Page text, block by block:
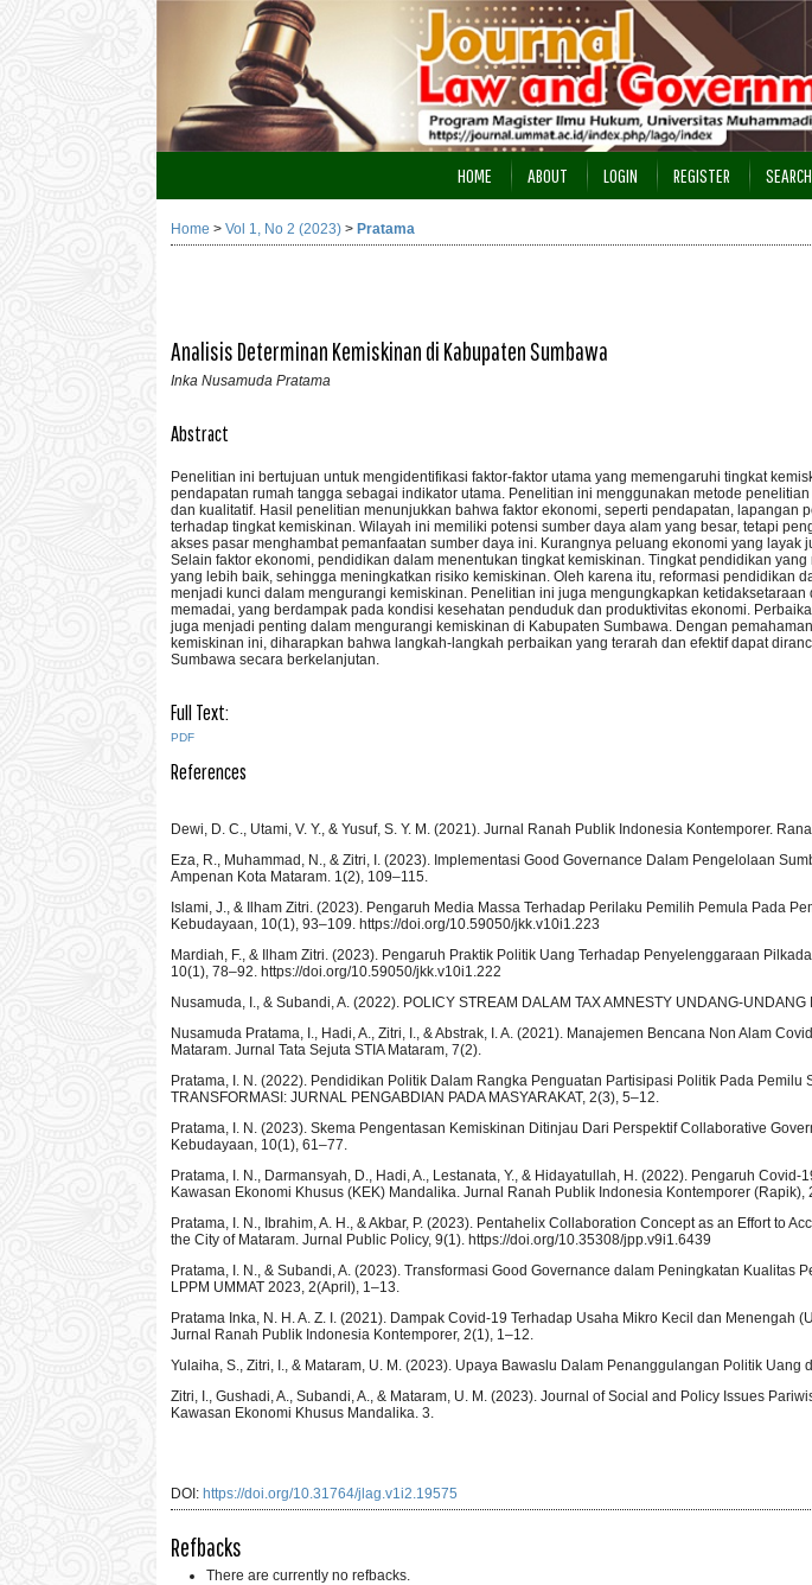
HOME ABOUT LOGIN REGISTER SEARCH
Home > Vol 1, No 2 (2023) > Pratama
Analisis Determinan Kemiskinan di Kabupaten Sumbawa
Inka Nusamuda Pratama
Abstract
Penelitian ini bertujuan untuk mengidentifikasi faktor-faktor utama yang memengaruhi tingkat
pendapatan rumah tangga sebagai indikator utama. Penelitian ini menggunakan metode
dan kualitatif. Hasil penelitian menunjukkan bahwa faktor ekonomi, seperti pendapatan, lapangan
terhadap tingkat kemiskinan. Wilayah ini memiliki potensi sumber daya alam yang besar, tetapi
akses pasar menghambat pemanfaatan sumber daya ini. Kurangnya peluang ekonomi yang
Selain faktor ekonomi, pendidikan dalam menentukan tingkat kemiskinan. Tingkat pendidikan
yang lebih baik, sehingga meningkatkan risiko kemiskinan. Oleh karena itu, reformasi pendidikan
menjadi kunci dalam mengurangi kemiskinan. Penelitian ini juga mengungkapkan
memadai, yang berdampak pada kondisi kesehatan penduduk dan produktivitas ekonomi.
juga menjadi penting dalam mengurangi kemiskinan di Kabupaten Sumbawa. Dengan
kemiskinan ini, diharapkan bahwa langkah-langkah perbaikan yang terarah dan efektif dapat
Sumbawa secara berkelanjutan.
Full Text:
PDF
References
Dewi, D. C., Utami, V. Y., & Yusuf, S. Y. M. (2021). Jurnal Ranah Publik Indonesia Kontemporer.
Eza, R., Muhammad, N., & Zitri, I. (2023). Implementasi Good Governance Dalam Pengelolaan
Ampenan Kota Mataram. 1(2), 109–115.
Islami, J., & Ilham Zitri. (2023). Pengaruh Media Massa Terhadap Perilaku Pemilih Pemula Pada
Kebudayaan, 10(1), 93–109. https://doi.org/10.59050/jkk.v10i1.223
Mardiah, F., & Ilham Zitri. (2023). Pengaruh Praktik Politik Uang Terhadap Penyelenggaraan
10(1), 78–92. https://doi.org/10.59050/jkk.v10i1.222
Nusamuda, I., & Subandi, A. (2022). POLICY STREAM DALAM TAX AMNESTY UNDANG-
Nusamuda Pratama, I., Hadi, A., Zitri, I., & Abstrak, I. A. (2021). Manajemen Bencana Non Alam
Mataram. Jurnal Tata Sejuta STIA Mataram, 7(2).
Pratama, I. N. (2022). Pendidikan Politik Dalam Rangka Penguatan Partisipasi Politik Pada Pemilu
TRANSFORMASI: JURNAL PENGABDIAN PADA MASYARAKAT, 2(3), 5–12.
Pratama, I. N. (2023). Skema Pengentasan Kemiskinan Ditinjau Dari Perspektif Collaborative
Kebudayaan, 10(1), 61–77.
Pratama, I. N., Darmansyah, D., Hadi, A., Lestanata, Y., & Hidayatullah, H. (2022). Pengaruh
Kawasan Ekonomi Khusus (KEK) Mandalika. Jurnal Ranah Publik Indonesia Kontemporer
Pratama, I. N., Ibrahim, A. H., & Akbar, P. (2023). Pentahelix Collaboration Concept as an Effort to
the City of Mataram. Jurnal Public Policy, 9(1). https://doi.org/10.35308/jpp.v9i1.6439
Pratama, I. N., & Subandi, A. (2023). Transformasi Good Governance dalam Peningkatan Kualitas
LPPM UMMAT 2023, 2(April), 1–13.
Pratama Inka, N. H. A. Z. I. (2021). Dampak Covid-19 Terhadap Usaha Mikro Kecil dan Menengah
Jurnal Ranah Publik Indonesia Kontemporer, 2(1), 1–12.
Yulaiha, S., Zitri, I., & Mataram, U. M. (2023). Upaya Bawaslu Dalam Penanggulangan Politik Uang
Zitri, I., Gushadi, A., Subandi, A., & Mataram, U. M. (2023). Journal of Social and Policy Issues
Kawasan Ekonomi Khusus Mandalika. 3.
DOI: https://doi.org/10.31764/jlag.v1i2.19575
Refbacks
There are currently no refbacks.